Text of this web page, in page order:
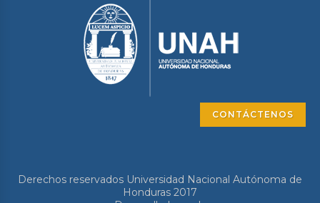
CONTÁCTENOS
Derechos reservados Universidad Nacional Autónoma de
Honduras 2017